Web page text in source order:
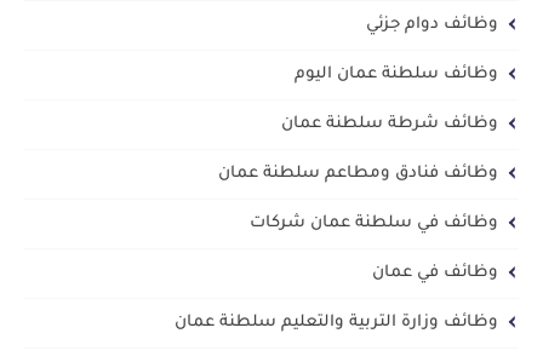
وظائف دوام جزئي
وظائف سلطنة عمان اليوم
وظائف شرطة سلطنة عمان
وظائف فنادق ومطاعم سلطنة عمان
وظائف في سلطنة عمان شركات
وظائف في عمان
وظائف وزارة التربية والتعليم سلطنة عمان